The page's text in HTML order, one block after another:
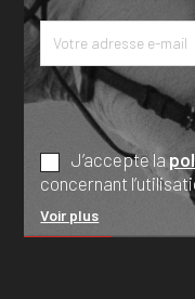
J’accepte la
concernant
Voir plus